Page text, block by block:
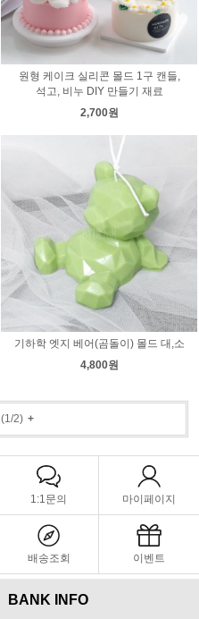
원형 케이크 실리콘 몰드 1구 캔들,
석고, 비누 DIY 만들기 재료
2,700원
기하학 엣지 베어(곰돌이) 몰드 대,소
4,800원
(1/2)+
1:1문의 마이페이지
배송조회 이벤트
BANK INFO